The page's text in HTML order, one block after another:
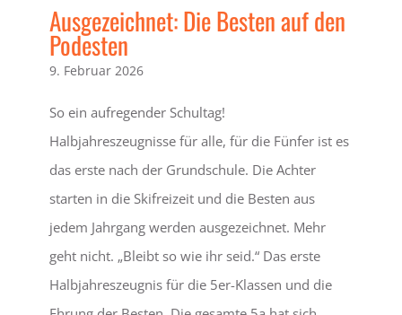
Ausgezeichnet: Die Besten auf den
Podesten
9. Februar 2026
So ein aufregender Schultag!
Halbjahreszeugnisse für alle, für die Fünfer ist es
das erste nach der Grundschule. Die Achter
starten in die Skifreizeit und die Besten aus
jedem Jahrgang werden ausgezeichnet. Mehr
geht nicht. „Bleibt so wie ihr seid.“ Das erste
Halbjahreszeugnis für die 5er-Klassen und die